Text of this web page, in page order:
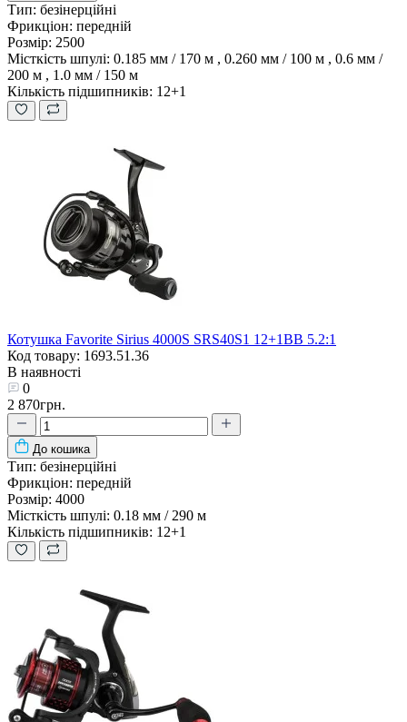
Тип: безінерційні
Фрикціон: передній
Розмір: 2500
Місткість шпулі: 0.185 мм / 170 м , 0.260 мм / 100 м , 0.6 мм /
200 м , 1.0 мм / 150 м
Кількість підшипників: 12+1
Котушка Favorite Sirius 4000S SRS40S1 12+1BB 5.2:1
Код товару: 1693.51.36
В наявності
0
2 870грн.
До кошика
Тип: безінерційні
Фрикціон: передній
Розмір: 4000
Місткість шпулі: 0.18 мм / 290 м
Кількість підшипників: 12+1